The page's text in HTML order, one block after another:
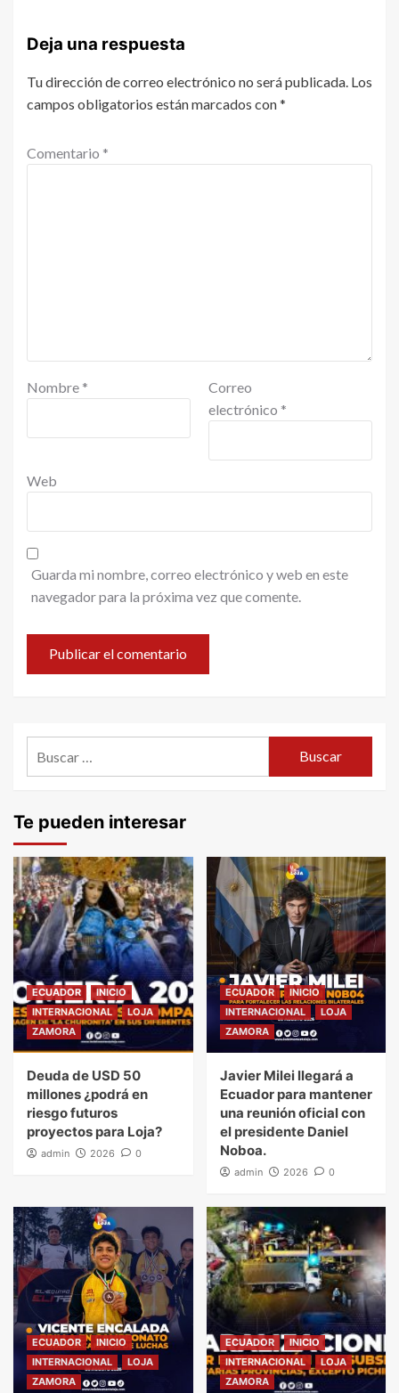
Deja una respuesta
Tu dirección de correo electrónico no será publicada. Los
campos obligatorios están marcados con*
Comentario *
Nombre *
Correo
electrónico *
Web
Guarda mi nombre, correo electrónico y web en este
navegador para la próxima vez que comente.
Te pueden interesar
ECUADOR
INICIO
INTERNACIONAL
LOJA
ZAMORA
Deuda de USD 50
millones ¿podrá en
riesgo futuros
proyectos para Loja?
admin 2026 0
ECUADOR
INICIO
INTERNACIONAL
LOJA
ZAMORA
Javier Milei llegará a
Ecuador para mantener
una reunión oficial con
el presidente Daniel
Noboa.
admin 2026 0
ECUADOR
INICIO
INTERNACIONAL
LOJA
ZAMORA
ECUADOR
INICIO
INTERNACIONAL
LOJA
ZAMORA